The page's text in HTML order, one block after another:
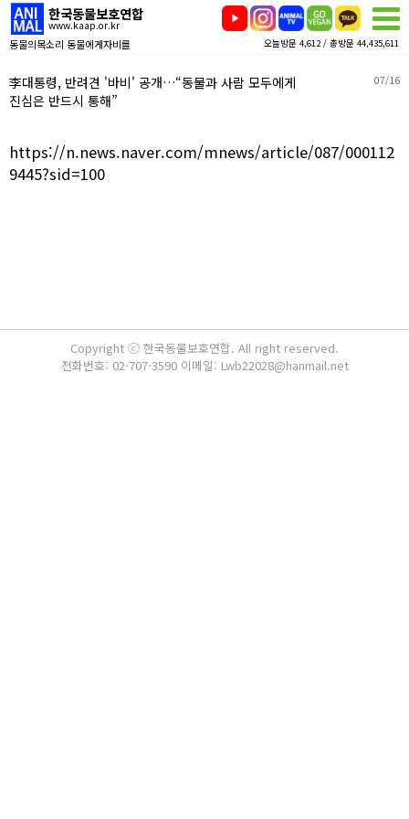
한국동물보호연합
www.kaap.or.kr
동물의목소리 동물에게자비를 오늘방문 4,612 / 총방문 44,435,611
李대통령, 반려견 '바비' 공개…“동물과 사람 모두에게
진심은 반드시 통해”
07/16
https://n.news.naver.com/mnews/article/087/000112
9445?sid=100
Copyright ⓒ 한국동물보호연합. All right reserved.
전화번호: 02-707-3590 이메일: Lwb22028@hanmail.net